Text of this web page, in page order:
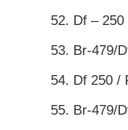
Df –
Br-479/
Df 250 /
Br-479/